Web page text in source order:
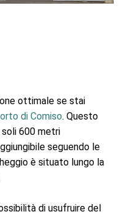
ottimale se stai
di Comiso. Questo
600 metri
seguendo le
è situato lungo la
di usufruire del